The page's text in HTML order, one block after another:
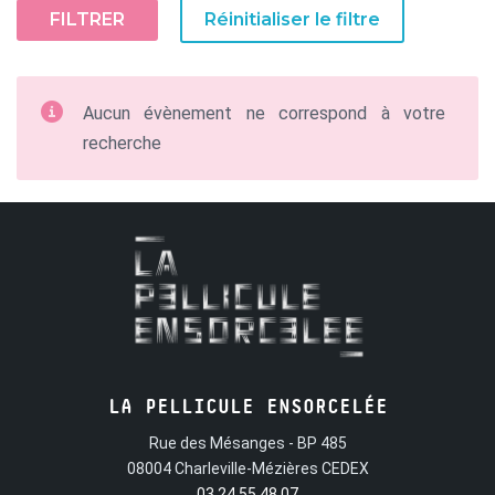
FILTRER Réinitialiser le filtre
Aucun évènement ne correspond à votre
recherche
LA PELLICULE ENSORCELÉE
Rue des Mésanges - BP 485
08004 Charleville-Mézières CEDEX